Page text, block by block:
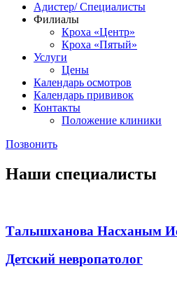
Адистер/ Специалисты
Филиалы
Кроха «Центр»
Кроха «Пятый»
Услуги
Цены
Календарь осмотров
Календарь прививок
Контакты
Положение клиники
Позвонить
Наши специалисты
Талышханова Насханым
Детский невропатолог